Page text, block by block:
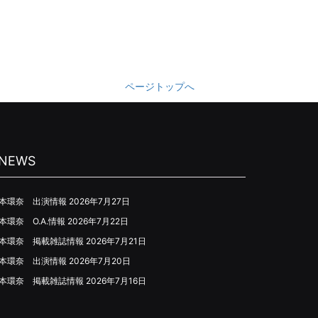
ページトップへ
環奈 出演情報 2026年7月27日
環奈 O.A.情報 2026年7月22日
環奈 掲載雑誌情報 2026年7月21日
環奈 出演情報 2026年7月20日
環奈 掲載雑誌情報 2026年7月16日